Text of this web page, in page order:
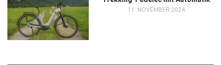
11. NOVEMBER 2024